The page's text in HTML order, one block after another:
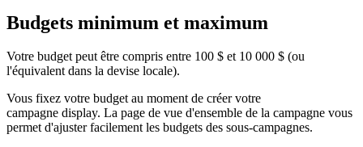
Budgets minimum et maximum
Votre budget peut être compris entre 100 $ et 10 000 $ (ou
l'équivalent dans la devise locale).
Vous fixez votre budget au moment de créer votre
campagne display. La page de vue d'ensemble de la campagne vous
permet d'ajuster facilement les budgets des sous-campagnes.